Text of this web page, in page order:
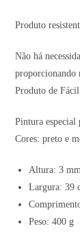
Produto
Não há
proporcionando
Produto de
Pintura especial
Cores: preto e
Altura: 3 mm
Largura: 39
Peso: 400 g